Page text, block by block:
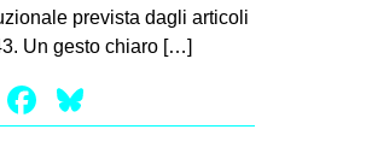
prevista dagli articoli
Un gesto chiaro […]
Mastodon
Facebook